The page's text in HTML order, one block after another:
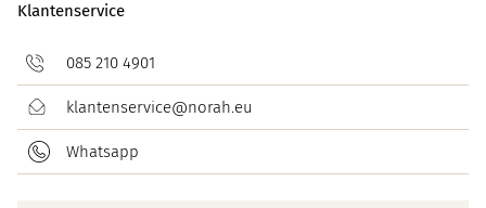
Klantenservice
085 210 4901
klantenservice@norah.eu
Whatsapp